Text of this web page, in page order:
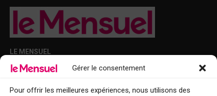
Gérer le consentement
Pour offrir les meilleures expériences, nous utilisons des
LE MENSUEL
Points de diffusion Var et Alpes-Maritimes : oû trouver Le Mensuel ?
Le Mensuel en PDF : consultez le magazine en ligne